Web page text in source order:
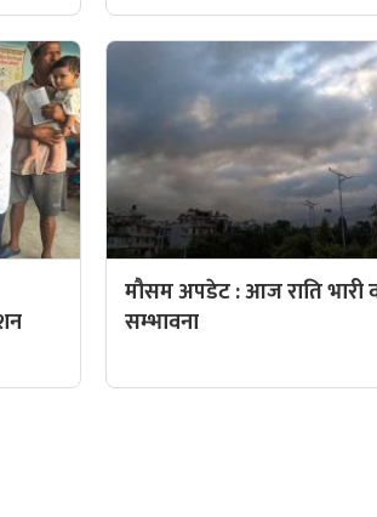
मौसम अपडेट : आज राति भारी
सम्भावना